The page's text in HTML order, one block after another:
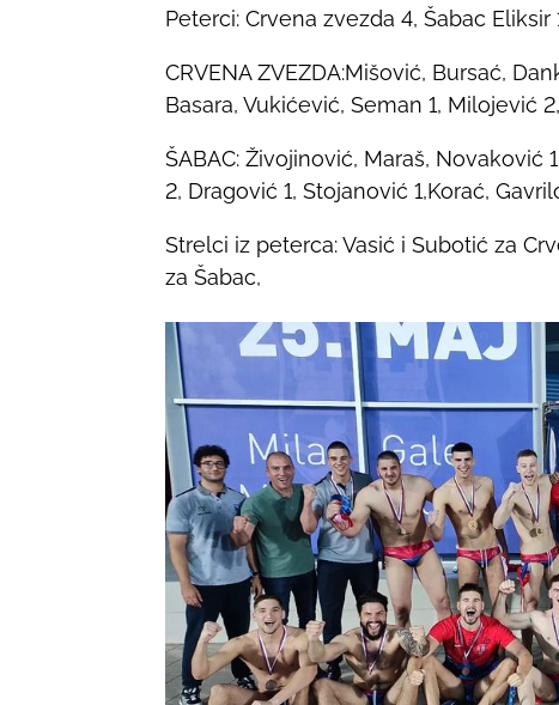
Peterci: Crvena zvezda 4, Šabac Eliksir
CRVENA ZVEZDA:Mišović, Bursać,
Basara, Vukićević, Seman 1, Milojević
ŠABAC: Živojinović, Maraš, Novaković
2, Dragović 1, Stojanović 1,Korać,
Strelci iz peterca: Vasić i Subotić za
za Šabac,